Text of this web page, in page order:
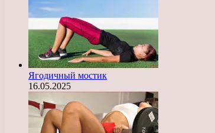
Ягодичный мостик
16.05.2025